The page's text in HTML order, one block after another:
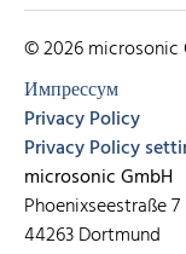
© 2026 microsonic
Импрессум
Privacy Policy
Privacy Policy
microsonic GmbH
Phoenixseestraße 7
44263 Dortmund